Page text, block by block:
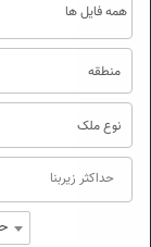
منطقه
نوع ملک